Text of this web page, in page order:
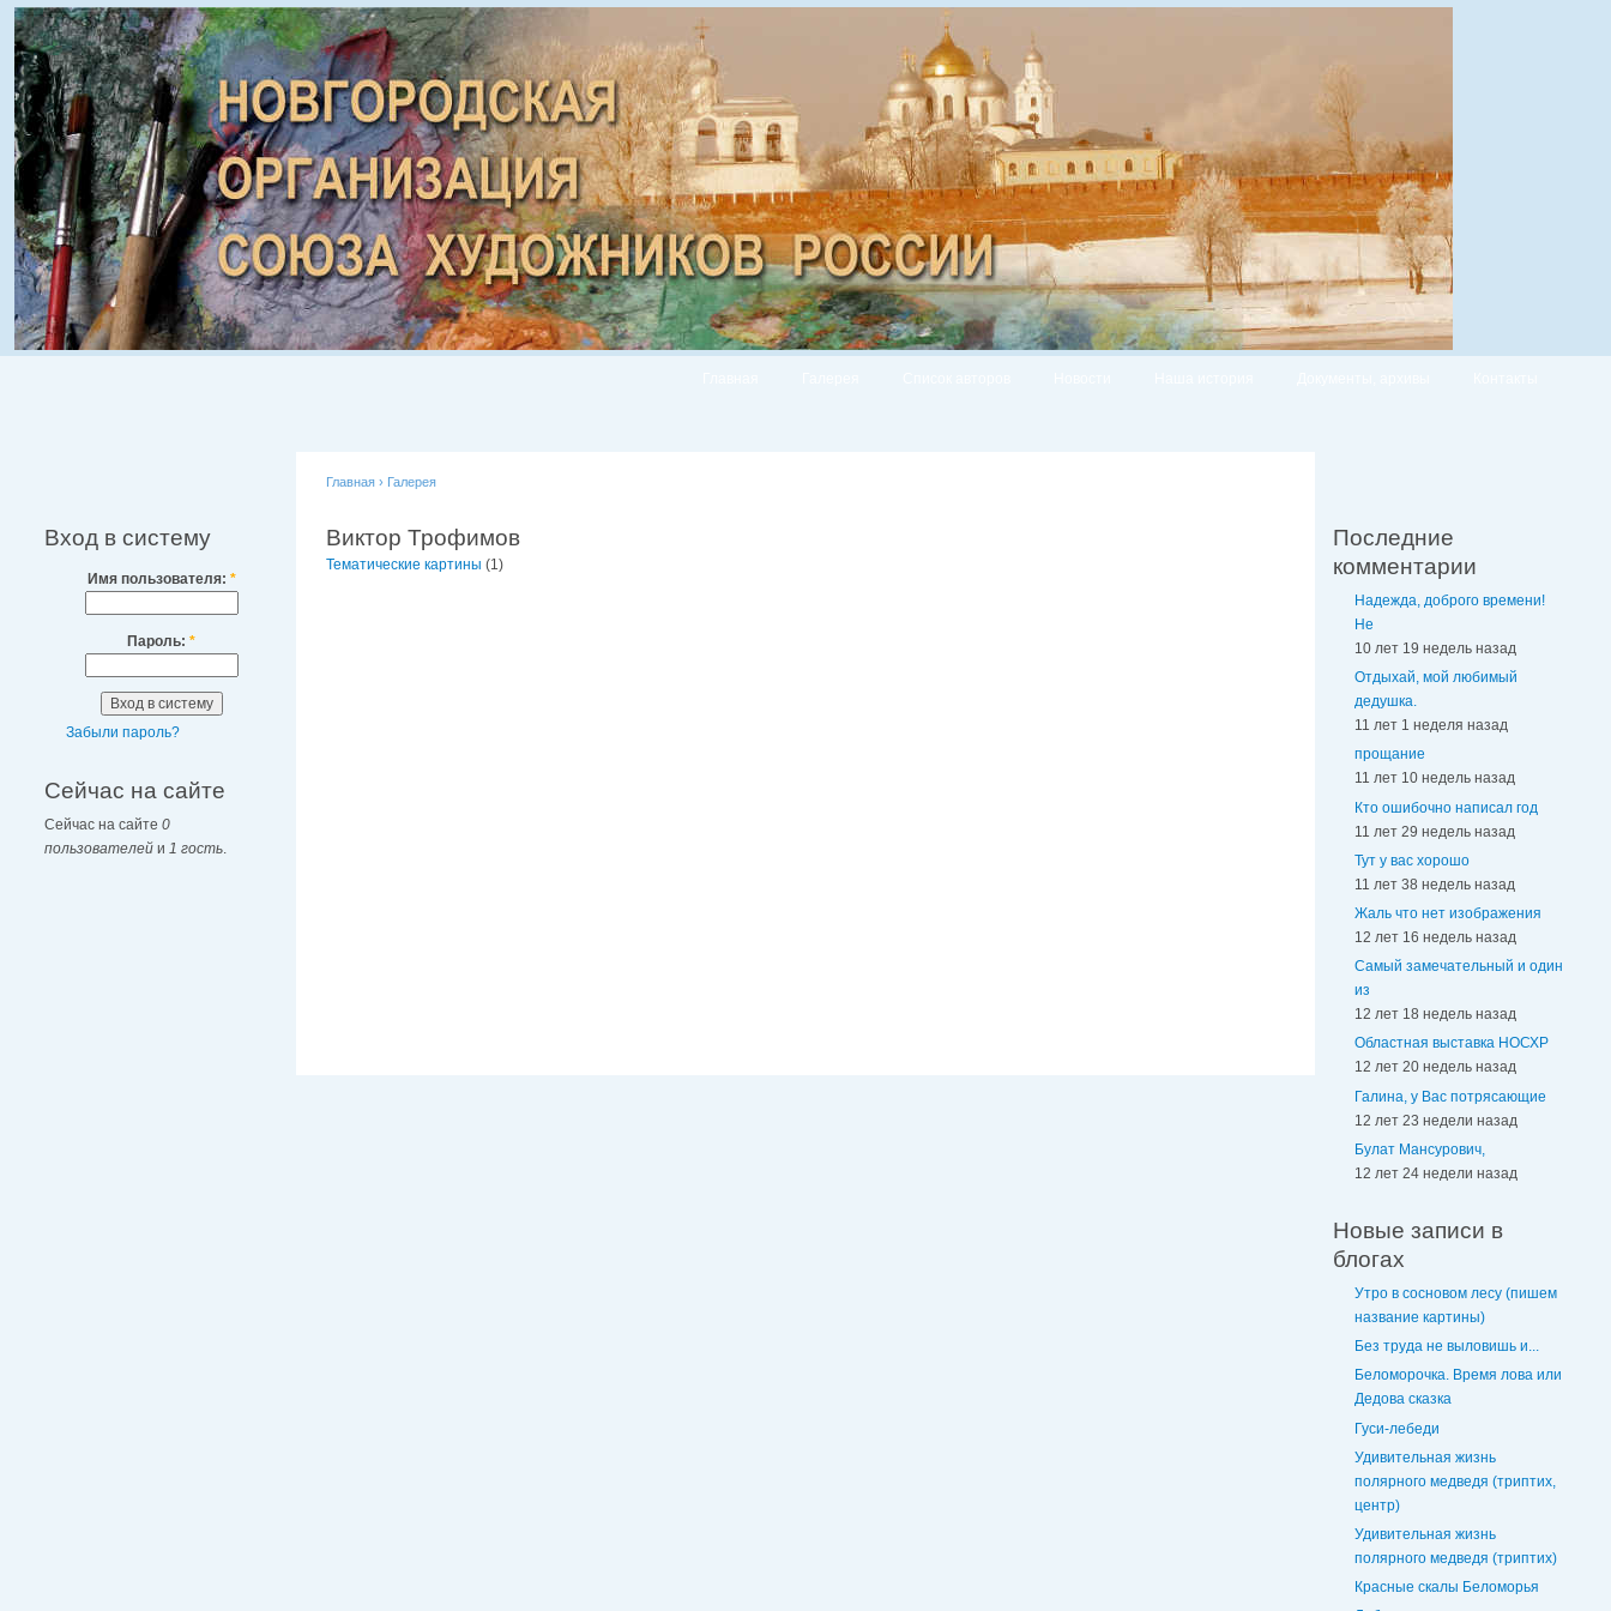
Вход в систему
Имя пользователя: *
Пароль: *
Забыли пароль?
Сейчас на сайте
Сейчас на сайте 0
пользователей и 1 гость
Главная › Галерея
Виктор Трофимов
Тематические картины (1)
Последние
комментарии
Надежда, доброго времени!
Не
10 лет 19 недель назад
Отдыхай, мой любимый
дедушка.
11 лет 1 неделя назад
прощание
11 лет 10 недель назад
Кто ошибочно написал год
11 лет 29 недель назад
Тут у вас хорошо
11 лет 38 недель назад
Жаль что нет изображения
12 лет 16 недель назад
Самый замечательный и один
из
12 лет 18 недель назад
Областная выставка НОСХР
12 лет 20 недель назад
Галина, у Вас потрясающие
12 лет 23 недели назад
Булат Мансурович,
12 лет 24 недели назад
Новые записи в
блогах
Утро в сосновом лесу (пишем
название картины)
Без труда не выловишь и...
Беломорочка. Время лова или
Дедова сказка
Гуси-лебеди
Удивительная жизнь
полярного медведя (триптих,
центр)
Удивительная жизнь
полярного медведя (триптих)
Красные скалы Беломорья